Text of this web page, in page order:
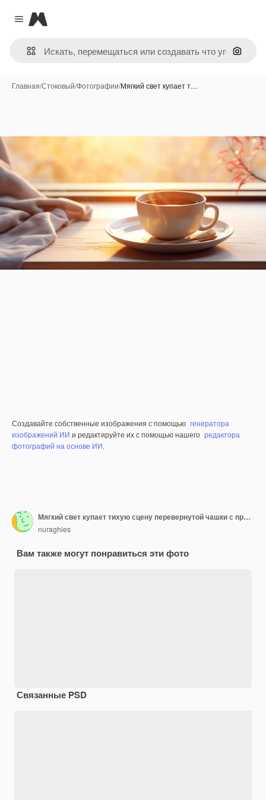
Close menu
Magnific
Поиск
Главная/Стоковый/Фотографии/Мягкий свет купает т…
Создавайте собственные изображения с помощью генератора
изображений ИИ и редактируйте их с помощью нашего редактора
фотографий на основе ИИ.
Мягкий свет купает тихую сцену перевернутой чашки с пролитым чаем
nuraghies
Вам также могут понравиться эти фото
Связанные PSD